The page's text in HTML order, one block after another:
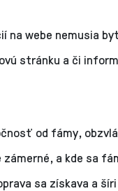
na webe nemusia
stránku a či
od fámy,
a kde sa
sa získava a